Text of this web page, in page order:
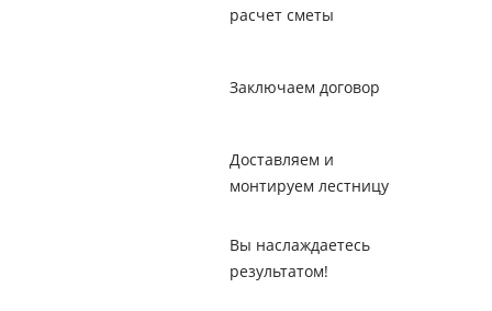
расчет сметы
Заключаем договор
Доставляем и
монтируем лестницу
Вы наслаждаетесь
результатом!